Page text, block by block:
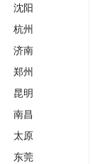
沈阳
杭州
济南
郑州
昆明
南昌
太原
东莞